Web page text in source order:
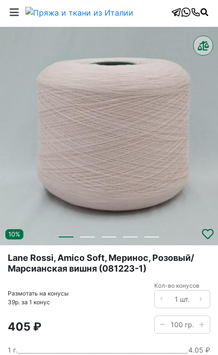
10%
Lane Rossi, Amico Soft, Меринос, Розовый/
Марсианская вишня (081223-1)
Размотать на конусы
39р. за 1 конус
Кол-во конусов
405 ₽
1 г.
4.05 ₽